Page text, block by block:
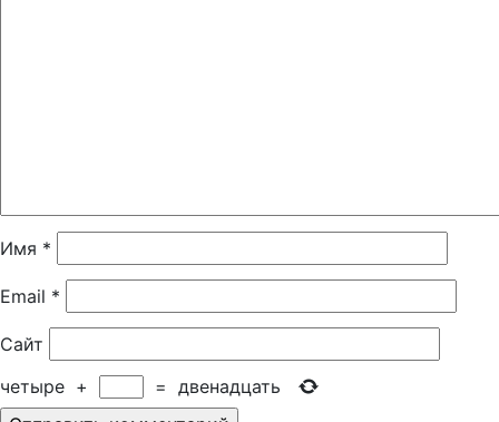
Имя *
Email *
Сайт
четыре + = двенадцать